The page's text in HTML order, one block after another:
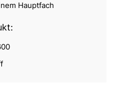
Hauptfach